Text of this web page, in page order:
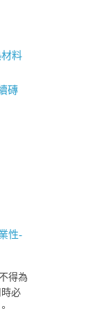
料
磚
性-
得為
必